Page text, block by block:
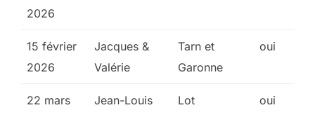
2026
15 février
2026
Jacques &
Valérie
Tarn et
Garonne
oui
22 mars
Jean-Louis Lot oui